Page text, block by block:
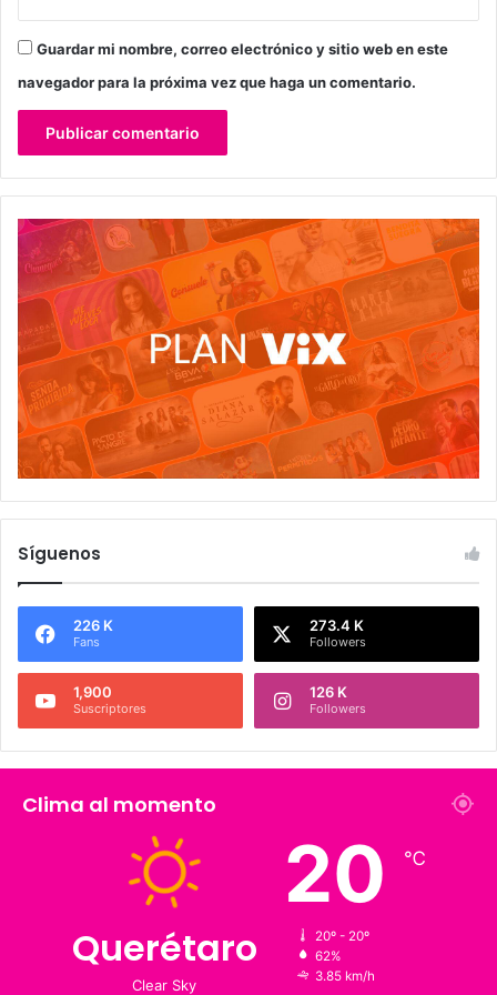
Guardar mi nombre, correo electrónico y sitio web en este
navegador para la próxima vez que haga un comentario.
Síguenos
226 K
Fans
273.4 K
Followers
1,900
Clima al momento